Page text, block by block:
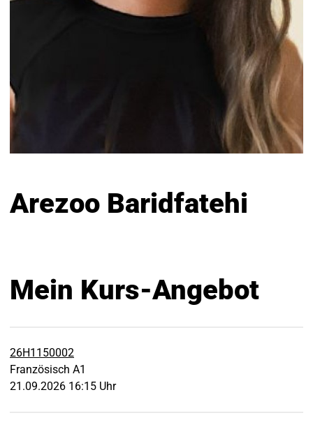
Arezoo Baridfatehi
Mein Kurs-Angebot
26H1150002
Französisch A1
21.09.2026 16:15 Uhr